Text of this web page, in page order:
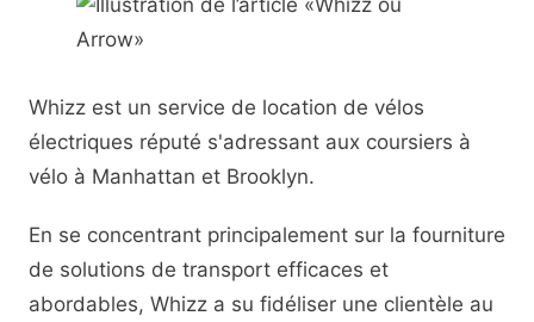
Whizz est un service de location de vélos
électriques réputé s'adressant aux coursiers à
vélo à Manhattan et Brooklyn.
En se concentrant principalement sur la fourniture
de solutions de transport efficaces et
abordables, Whizz a su fidéliser une clientèle au